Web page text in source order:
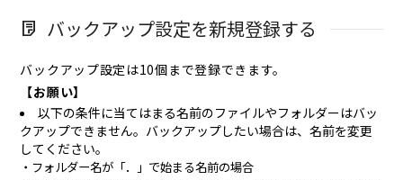
バックアップ設定を新規登録する
バックアップ設定は10個まで登録できます。
【お願い】
以下の条件に当てはまる名前のファイルやフォルダーはバッ
クアップできません。バックアップしたい場合は、名前を変更
してください。
・フォルダー名が「．」で始まる名前の場合